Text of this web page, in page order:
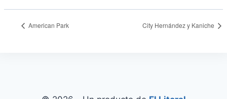
American Park City Hernández y Kaniche